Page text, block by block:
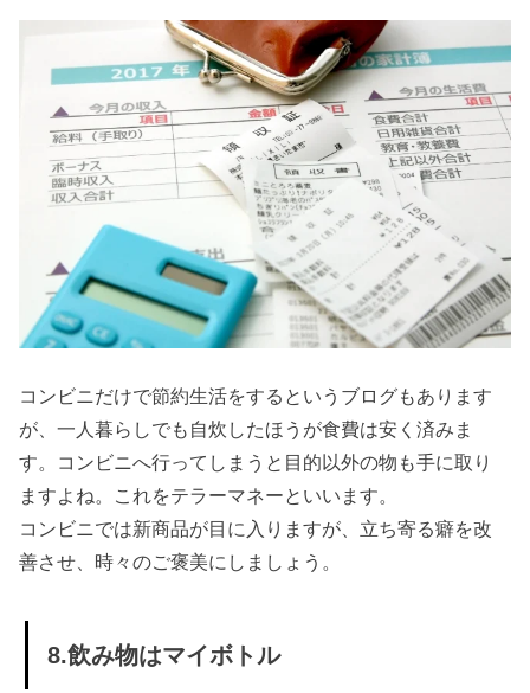
コンビニだけで節約生活をするというブログもあります
が、一人暮らしでも自炊したほうが食費は安く済みま
す。コンビニへ行ってしまうと目的以外の物も手に取り
ますよね。これをテラーマネーといいます。
コンビニでは新商品が目に入りますが、立ち寄る癖を改
善させ、時々のご褒美にしましょう。
8.飲み物はマイボトル